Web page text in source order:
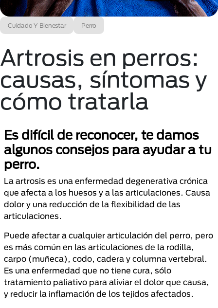
Cuidado Y Bienestar Perro
Artrosis en perros:
causas, síntomas y
cómo tratarla
Es difícil de reconocer, te damos
algunos consejos para ayudar a tu
perro.
La artrosis es una enfermedad degenerativa crónica
que afecta a los huesos y a las articulaciones. Causa
dolor y una reducción de la flexibilidad de las
articulaciones.
Puede afectar a cualquier articulación del perro, pero
es más común en las articulaciones de la rodilla,
carpo (muñeca), codo, cadera y columna vertebral.
Es una enfermedad que no tiene cura, sólo
tratamiento paliativo para aliviar el dolor que causa,
y reducir la inflamación de los tejidos afectados.